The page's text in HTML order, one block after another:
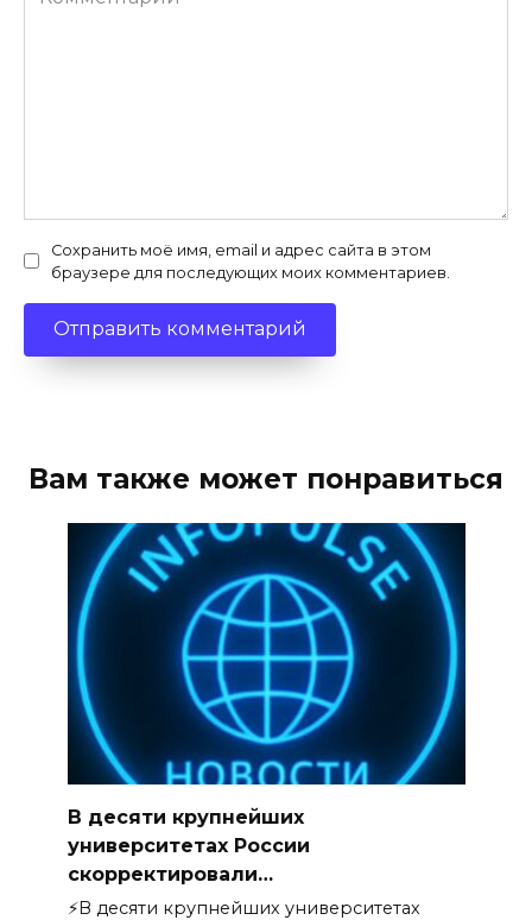
Сохранить моё имя, email и адрес сайта в этом
браузере для последующих моих комментариев.
Вам также может понравиться
В десяти крупнейших
университетах России
скорректировали…
⚡️В десяти крупнейших университетах